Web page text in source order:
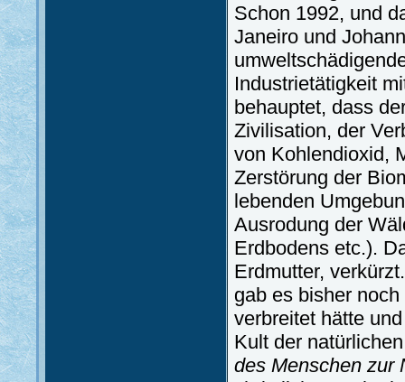
Schon 1992, und
Janeiro und
Industrietätigkeit
behauptet, dass
Zivilisation, der
von Kohlendioxid,
Zerstörung der
lebenden
Ausrodung der
Erdbodens etc.).
Erdmutter,
gab es bisher
verbreitet hätte
Kult der
des Menschen zur